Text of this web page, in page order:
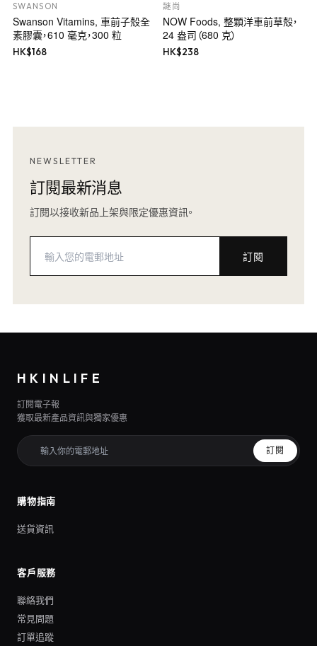
SWANSON
Swanson Vitamins, 車前子殼全
素膠囊，610 毫克，300 粒
HK$168
謎尚
NOW Foods, 整顆洋車前草殼，
24 盎司（680 克）
HK$238
NEWSLETTER
訂閱最新消息
訂閱以接收新品上架與限定優惠資訊。
訂閱
HKINLIFE
訂閱電子報
獲取最新產品資訊與獨家優惠
訂閱
購物指南
送貨資訊
客戶服務
聯絡我們
常見問題
訂單追蹤